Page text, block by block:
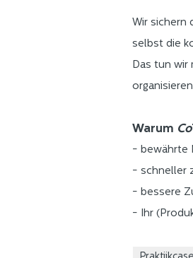
Wir sichern
selbst die
Das tun wir
Warum Co
- bewährte
- schneller
- bessere
- Ihr